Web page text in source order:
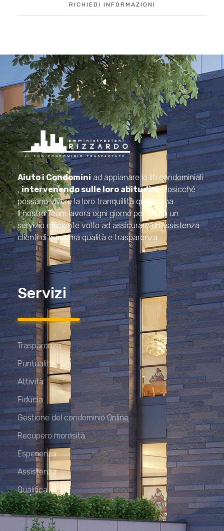
RICHIEDI INFORMAZIONI
Amministrazioni Rizzardo
Il tuo condominio trasparente
Aiuto i Condominiad appianare le liti condominiali
,intervenendo sulle loro abitudini, cosicché
possano vivere la loro tranquillità quotidiana.
Il nostro Team lavora ogni giorno per offrire un
servizio efficiente volto ad assicurare un’assistenza
clienti di massima qualità e trasparenza.
Servizi
Trasparenza
Puntualità
Attività
Fiducia
Gestione del condominio Online
Recupero morosità
Esperienza
Assistenza
Qualifica